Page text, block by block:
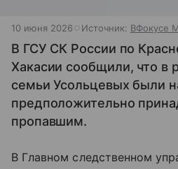
10 июня 2026 Источник: ВФокусе
В ГСУ СК России по
Хакасии сообщили, что в
семьи Усольцевых были
предположительно
пропавшим.
В Главном следственном